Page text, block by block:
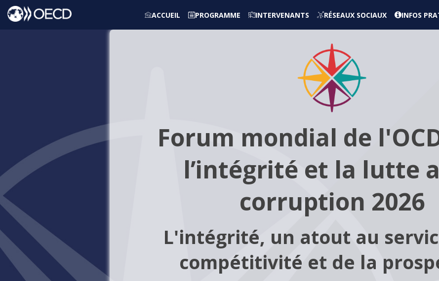
ACCUEIL PROGRAMME INTERVENANTS RÉSEAUX SOCIAUX INFOS
Forum mondial de
l’intégrité et la lutte
corruption 2026
L'intégrité, un atout au
compétitivité et de la